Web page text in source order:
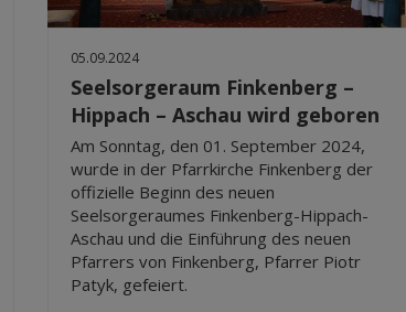
05.09.2024
Seelsorgeraum Finkenberg –
Hippach – Aschau wird geboren
Am Sonntag, den 01. September 2024,
wurde in der Pfarrkirche Finkenberg der
offizielle Beginn des neuen
Seelsorgeraumes Finkenberg-Hippach-
Aschau und die Einführung des neuen
Pfarrers von Finkenberg, Pfarrer Piotr
Patyk, gefeiert.